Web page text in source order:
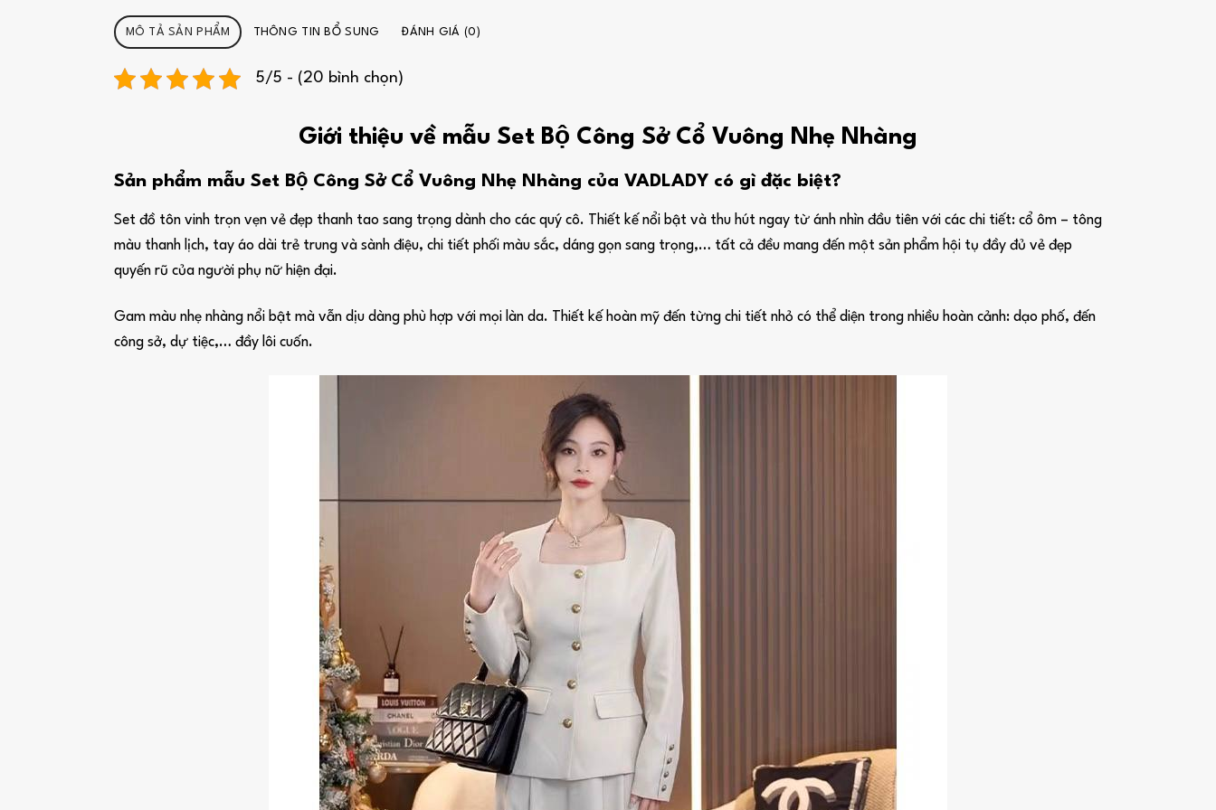
MÔ TẢ SẢN PHẨM THÔNG TIN BỔ SUNG ĐÁNH GIÁ (0)
5/5 - (20 bình chọn)
Giới thiệu về mẫu Set Bộ Công Sở Cổ Vuông Nhẹ Nhàng
Sản phẩm mẫu Set Bộ Công Sở Cổ Vuông Nhẹ Nhàng của VADLADY có gì đặc biệt?
Set đồ tôn vinh trọn vẹn vẻ đẹp thanh tao sang trọng dành cho các quý cô. Thiết kế nổi bật và thu hút ngay từ ánh nhìn đầu tiên với các chi tiết: cổ ôm – tông
màu thanh lịch, tay áo dài trẻ trung và sành điệu, chi tiết phối màu sắc, dáng gọn sang trọng,… tất cả đều mang đến một sản phẩm hội tụ đầy đủ vẻ đẹp
quyến rũ của người phụ nữ hiện đại.
Gam màu nhẹ nhàng nổi bật mà vẫn dịu dàng phù hợp với mọi làn da. Thiết kế hoàn mỹ đến từng chi tiết nhỏ có thể diện trong nhiều hoàn cảnh: dạo phố, đến
công sở, dự tiệc,… đầy lôi cuốn.